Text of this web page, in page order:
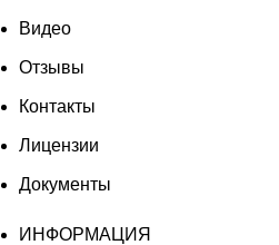
Видео
Отзывы
Контакты
Лицензии
Документы
ИНФОРМАЦИЯ